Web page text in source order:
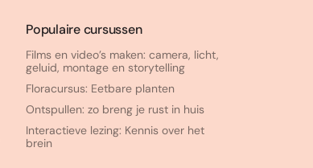
Populaire cursussen
Films en video’s maken: camera, licht,
geluid, montage en storytelling
Floracursus: Eetbare planten
Ontspullen: zo breng je rust in huis
Interactieve lezing: Kennis over het
brein